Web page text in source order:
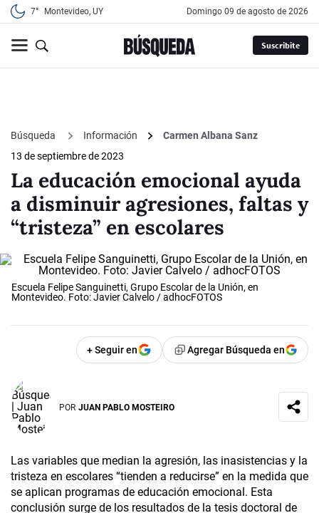
7° Montevideo, UY domingo 09 de agosto de 2026
Suscribite
Búsqueda Información
Carmen Albana Sanz
13 de septiembre de 2023
La educación emocional ayuda
a disminuir agresiones, faltas y
“tristeza” en escolares
Escuela Felipe Sanguinetti, Grupo Escolar de la Unión, en
Montevideo. Foto: Javier Calvelo / adhocFOTOS
+ Seguir en Agregar Búsqueda en
POR JUAN PABLO MOSTEIRO
Las variables que median la agresión, las inasistencias y la
tristeza en escolares “tienden a reducirse” en la medida que
se aplican programas de educación emocional. Esta
conclusión surge de los resultados de la tesis doctoral de